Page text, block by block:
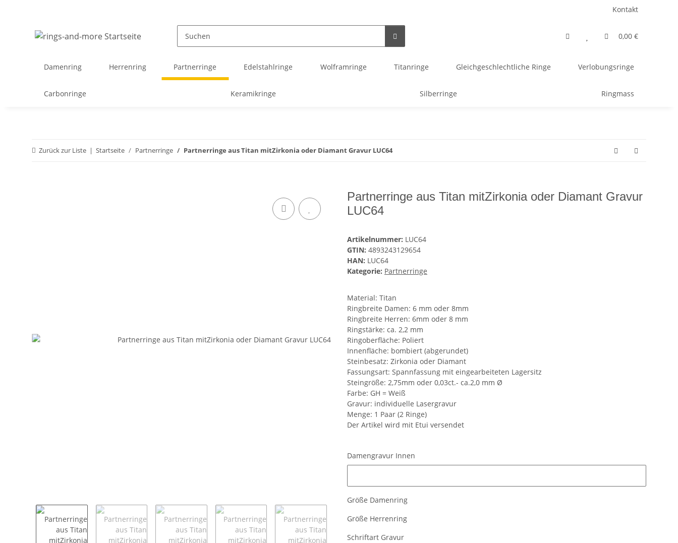
Kontakt
0,00 €
Damenring Herrenring Partnerringe Edelstahlringe Wolframringe Titanringe Gleichgeschlechtliche Ringe Verlobungsringe
Carbonringe Keramikringe Silberringe Ringmass
Zurück zur Liste Startseite Partnerringe Partnerringe aus Titan mitZirkonia oder Diamant Gravur LUC64
Partnerringe aus Titan mitZirkonia oder Diamant Gravur
LUC64
Artikelnummer: LUC64
GTIN: 4893243129654
HAN: LUC64
Kategorie: Partnerringe
Material: Titan
Ringbreite Damen: 6 mm oder 8mm
Ringbreite Herren: 6mm oder 8 mm
Ringstärke: ca. 2,2 mm
Ringoberfläche: Poliert
Innenfläche: bombiert (abgerundet)
Steinbesatz: Zirkonia oder Diamant
Fassungsart: Spannfassung mit eingearbeiteten Lagersitz
Steingröße: 2,75mm oder 0,03ct.- ca.2,0 mm Ø
Farbe: GH = Weiß
Gravur: individuelle Lasergravur
Menge: 1 Paar (2 Ringe)
Der Artikel wird mit Etui versendet
Damengravur Innen
Größe Damenring
Größe Herrenring
Schriftart Gravur